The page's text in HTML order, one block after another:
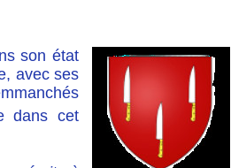
son état
avec ses
dans cet